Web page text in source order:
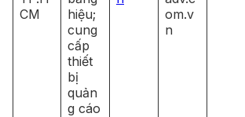
CM
hiệu;
cung
cấp
thiết
bị
quản
g cáo
om.v
n